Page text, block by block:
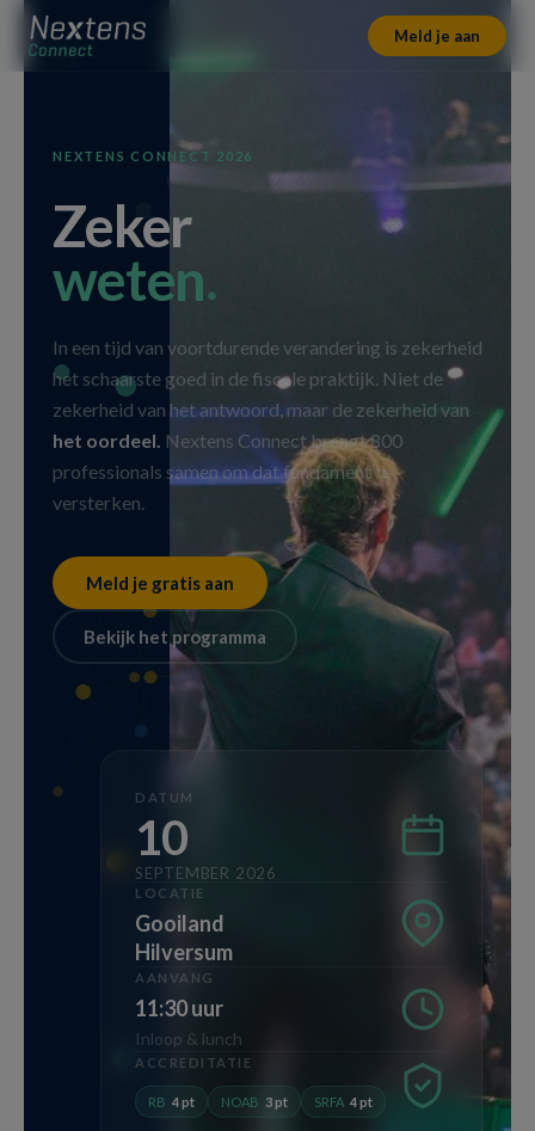
Skip
primary
navigation
Skip
main
content
Skip
footer
NEXTENS CONNECT 2026
Zeker
weten.
In een tijd van voortdurende verandering is zekerheid
het schaarste goed in de fiscale praktijk. Niet de
zekerheid van het antwoord, maar de zekerheid van
het oordeel. Nextens Connect brengt 800
professionals samen om dat fundament te
versterken.
Meld je gratis aan
Bekijk het programma
DATUM
10
SEPTEMBER 2026
LOCATIE
Gooiland
Hilversum
AANVANG
11:30 uur
Inloop & lunch
ACCREDITATIE
RB 4 pt NOAB 3 pt SRFA 4 pt
Meld je aan